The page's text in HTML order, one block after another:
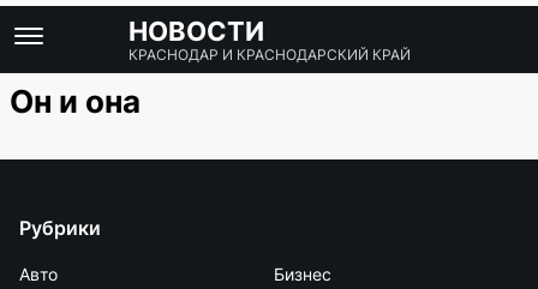
НОВОСТИ
КРАСНОДАР И КРАСНОДАРСКИЙ КРАЙ
Он и она
Рубрики
Авто
Бизнес